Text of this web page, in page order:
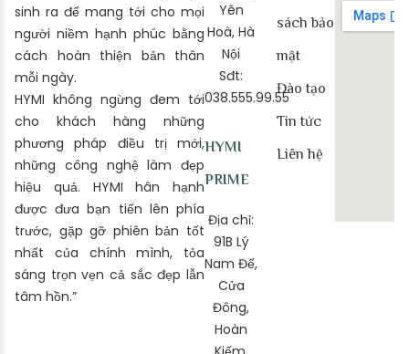
sinh ra để mang tới cho mọi
người niềm hạnh phúc bằng
cách hoàn thiện bản thân
mỗi ngày.
HYMI không ngừng đem tới
cho khách hàng những
phương pháp điều trị mới,
những công nghệ làm đẹp
hiệu quả. HYMI hân hạnh
được đưa bạn tiến lên phía
trước, gặp gỡ phiên bản tốt
nhất của chính mình, tỏa
sáng trọn vẹn cả sắc đẹp lẫn
tâm hồn.”
Yên
Hoà, Hà
Nội
Sđt:
038.555.99.55
HYMI
PRIME
Địa chỉ:
91B Lý
Nam Đế,
Cửa
Đông,
Hoàn
sách bảo
mật
Đào tạo
Tin tức
Liên hệ